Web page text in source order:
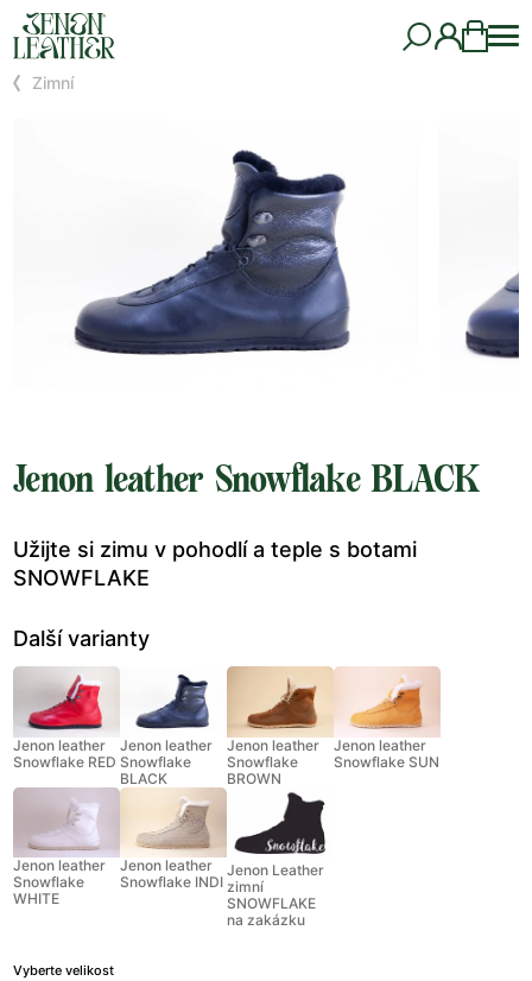
Zimní
Jenon leather Snowflake BLACK
Užijte si zimu v pohodlí a teple s botami
SNOWFLAKE
Další varianty
Jenon leather
Snowflake RED
Jenon leather
Snowflake
BLACK
Jenon leather
Snowflake
BROWN
Jenon leather
Snowflake SUN
Jenon leather
Snowflake
WHITE
Jenon leather
Snowflake INDI
Jenon Leather
zimní
SNOWFLAKE
na zakázku
Vyberte velikost